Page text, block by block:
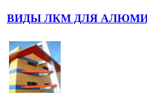
ВИДЫ ЛКМ ДЛЯ